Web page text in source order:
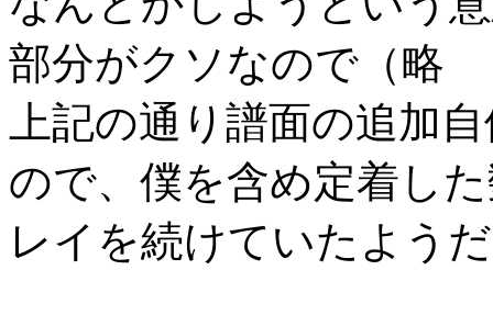
部分がクソなので（略
上記の通り譜面の追加
ので、僕を含め定着し
レイを続けていたよう